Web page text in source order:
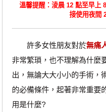
溫馨提醒：淩晨 12 點至早上
接使用夜間
許多女性朋友對於無痛
非常繁瑣，也不理解為什麼
出，無論大大小小的手術，
的必備條件，起著非常重要
用是什麼?